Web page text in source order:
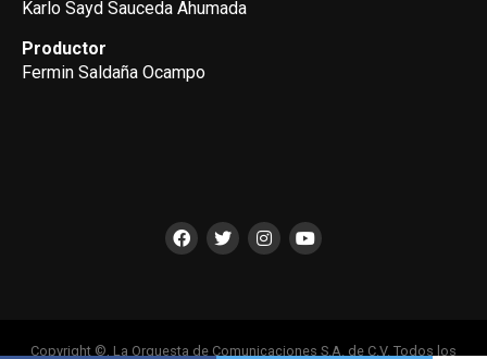
Karlo Sayd Sauceda Ahumada
Productor
Fermin Saldaña Ocampo
Copyright ©, La Orquesta de Comunicaciones S.A. de C.V. Todos los